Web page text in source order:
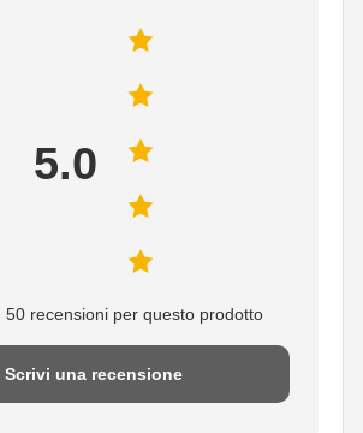
5.0
50 recensioni per questo prodotto
Scrivi una recensione